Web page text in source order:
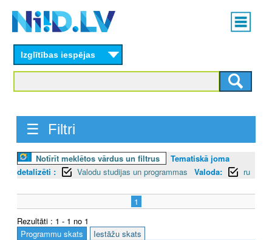
content
Main
menu
Izglītības iespējas
☰ Filtri
Notīrīt meklētos vārdus un filtrus
Tematiskā joma
detalizēti :
Valodu studijas un programmas Valoda: ru
1
Rezultāti : 1 - 1 no 1
Programmu skats
Iestāžu skats